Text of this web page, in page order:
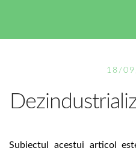
18/
Subiectul acestui articol